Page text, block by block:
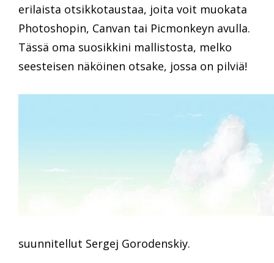
erilaista otsikkotaustaa, joita voit muokata
Photoshopin, Canvan tai Picmonkeyn avulla.
Tässä oma suosikkini mallistosta, melko
seesteisen näköinen otsake, jossa on pilviä!
suunnitellut Sergej Gorodenskiy.